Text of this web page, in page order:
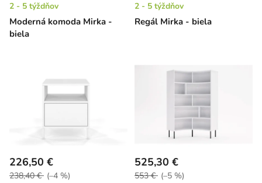
Moderná komoda Mirka -
biela
2 - 5 týždňov
Regál Mirka - biela
2 - 5 týždňov
226,50 €
238,40 € (–4 %)
525,30 €
553 € (–5 %)